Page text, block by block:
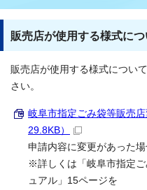
販売店が使用する様式につ
販売店が使用する様式につい
さい。
岐阜市指定ごみ袋等販売
29.8KB）
申請内容に変更があった場
※詳しくは「岐阜市指定
ュアル」15ページを